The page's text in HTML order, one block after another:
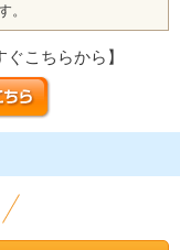
。
こちらから】